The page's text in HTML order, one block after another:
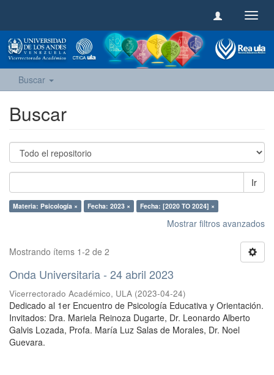
Buscar
Buscar
Ir
Materia: Psicología × Fecha: 2023 × Fecha: [2020 TO 2024] ×
Mostrar filtros avanzados
Mostrando ítems 1-2 de 2
Onda Universitaria - 24 abril 2023
Vicerrectorado Académico, ULA (2023-04-24)
Dedicado al 1er Encuentro de Psicología Educativa y Orientación.
Invitados: Dra. Mariela Reinoza Dugarte, Dr. Leonardo Alberto
Galvis Lozada, Profa. María Luz Salas de Morales, Dr. Noel
Guevara.